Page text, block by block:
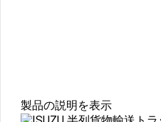
製品の説明を表示